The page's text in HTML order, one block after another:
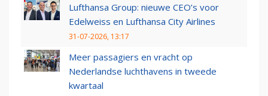
Lufthansa Group: nieuwe CEO’s voor
Edelweiss en Lufthansa City Airlines
31-07-2026, 13:17
Meer passagiers en vracht op
Nederlandse luchthavens in tweede
kwartaal